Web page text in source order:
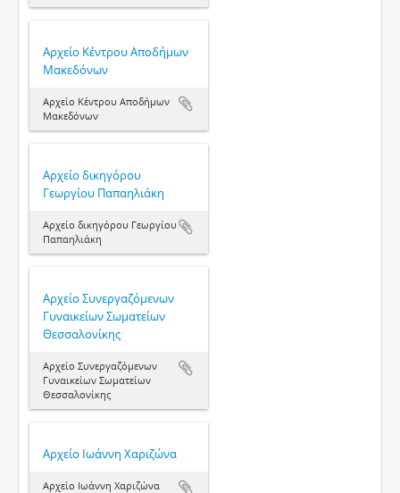
Αρχείο Κέντρου Αποδήμων
Μακεδόνων
Αρχείο Κέντρου Αποδήμων
Μακεδόνων
Αρχείο δικηγόρου
Γεωργίου Παπαηλιάκη
Αρχείο δικηγόρου Γεωργίου
Παπαηλιάκη
Αρχείο Συνεργαζόμενων
Γυναικείων Σωματείων
Θεσσαλονίκης
Αρχείο Συνεργαζόμενων
Γυναικείων Σωματείων
Θεσσαλονίκης
Αρχείο Ιωάννη Χαριζώνα
Αρχείο Ιωάννη Χαριζώνα